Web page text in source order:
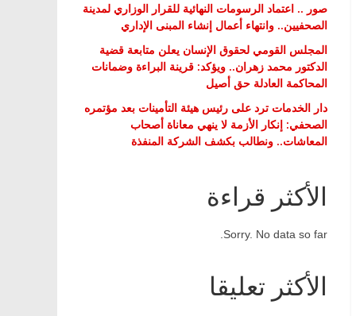
صور .. اعتماد الرسومات النهائية للقرار الوزاري لمدينة
الصحفيين.. وانتهاء أعمال إنشاء المبنى الإداري
المجلس القومي لحقوق الإنسان يعلن متابعة قضية
الدكتور محمد زهران.. ويؤكد: قرينة البراءة وضمانات
المحاكمة العادلة حق أصيل
دار الخدمات ترد على رئيس هيئة التأمينات بعد مؤتمره
الصحفي: إنكار الأزمة لا ينهي معاناة أصحاب
المعاشات.. ونطالب بكشف الشركة المنفذة
الأكثر قراءة
Sorry. No data so far.
الأكثر تعليقا